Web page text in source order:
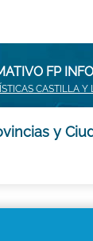
FP
CASTILLA Y
y